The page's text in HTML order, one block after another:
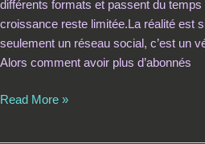
différents formats et passent du
croissance reste limitée.La réalité est
seulement un réseau social, c’est un
Alors comment avoir plus d’abonnés
Read More »